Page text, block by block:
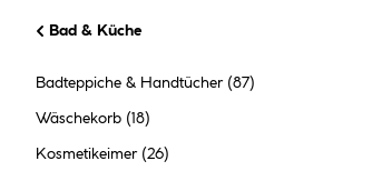
Bad & Küche
Badteppiche & Handtücher (87)
Wäschekorb (18)
Kosmetikeimer (26)